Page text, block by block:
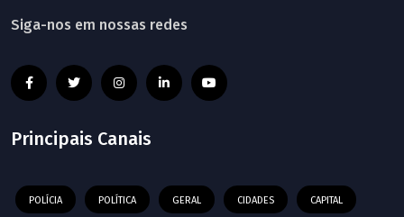
Siga-nos em nossas redes
Principais Canais
POLÍCIA POLÍTICA GERAL CIDADES CAPITAL